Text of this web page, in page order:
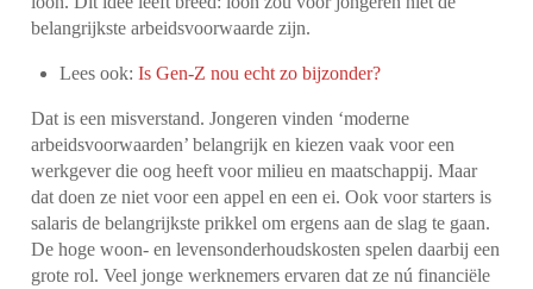
belangrijkste arbeidsvoorwaarde zijn.
Lees ook:Is Gen-Z nou echt zo bijzonder?
Dat is een misverstand. Jongeren vinden ‘moderne
arbeidsvoorwaarden’ belangrijk en kiezen vaak voor een
werkgever die oog heeft voor milieu en maatschappij. Maar
dat doen ze niet voor een appel en een ei. Ook voor starters is
salaris de belangrijkste prikkel om ergens aan de slag te gaan.
De hoge woon- en levensonderhoudskosten spelen daarbij een
grote rol. Veel jonge werknemers ervaren dat ze nú financiële